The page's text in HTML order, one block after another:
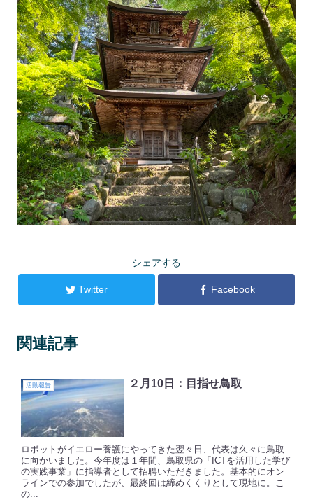
シェアする
Twitter Facebook
関連記事
活動報告 ２月10日：目指せ鳥取
ロボットがイエロー養護にやってきた翌々日、代表は久々に鳥取
に向かいました。今年度は１年間、鳥取県の「ICTを活用した学び
の実践事業」に指導者として招聘いただきました。基本的にオン
ラインでの参加でしたが、最終回は締めくくりとして現地に。こ
の...